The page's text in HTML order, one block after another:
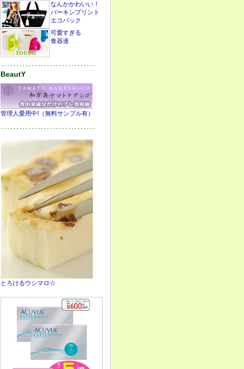
なんかかわいい！
バーキンプリント
エコバック
可愛すぎる
食器達
･･･････････････････････････････
BeautY
管理人愛用中!（無料サンプル有）
･･･････････････････････････････
とろけるウシマロ☆